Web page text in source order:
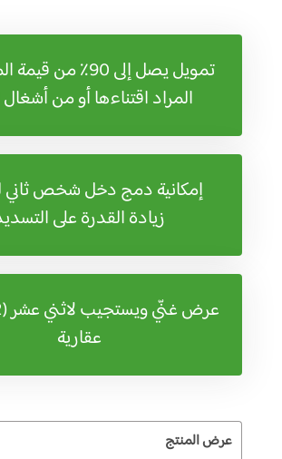
تمويل يصل إلى 90٪ من
المراد اقتناءها أو من أشغال
إمكانية دمج دخل شخص
زيادة القدرة على
عقارية
عرض المنتج